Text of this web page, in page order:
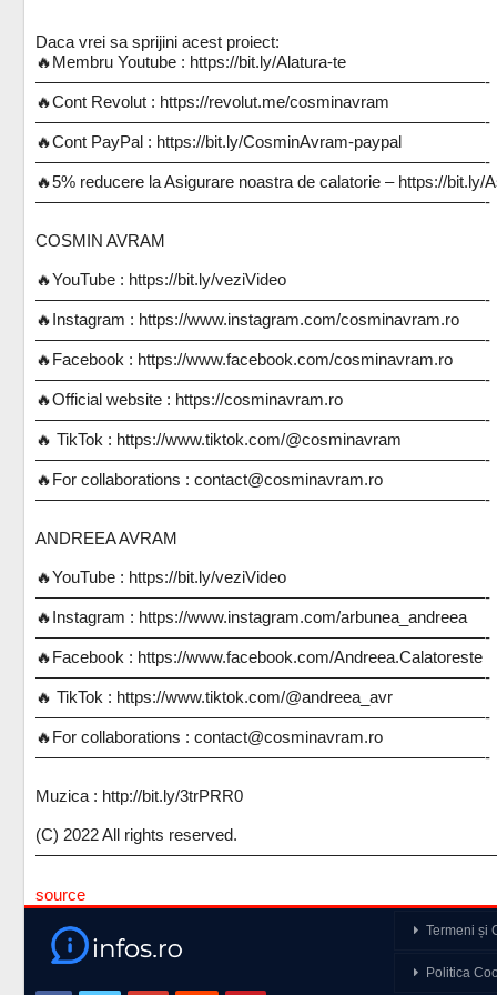
Daca vrei sa sprijini acest proiect:
🔥Membru Youtube : https://bit.ly/Alatura-te
———————————————————————————-
🔥Cont Revolut : https://revolut.me/cosminavram
———————————————————————————-
🔥Cont PayPal : https://bit.ly/CosminAvram-paypal
———————————————————————————-
🔥5% reducere la Asigurare noastra de calatorie – https://bit.ly/
———————————————————————————-
COSMIN AVRAM
🔥YouTube : https://bit.ly/veziVideo
———————————————————————————-
🔥Instagram : https://www.instagram.com/cosminavram.ro
———————————————————————————-
🔥Facebook : https://www.facebook.com/cosminavram.ro
———————————————————————————-
🔥Official website : https://cosminavram.ro
———————————————————————————-
🔥 TikTok : https://www.tiktok.com/@cosminavram
———————————————————————————-
🔥For collaborations : contact@cosminavram.ro
———————————————————————————-
ANDREEA AVRAM
🔥YouTube : https://bit.ly/veziVideo
———————————————————————————-
🔥Instagram : https://www.instagram.com/arbunea_andreea
———————————————————————————-
🔥Facebook : https://www.facebook.com/Andreea.Calatoreste
———————————————————————————-
🔥 TikTok : https://www.tiktok.com/@andreea_avr
———————————————————————————-
🔥For collaborations : contact@cosminavram.ro
———————————————————————————-
Muzica : http://bit.ly/3trPRR0
(C) 2022 All rights reserved.
source
Termeni și
Politica
Războiul din